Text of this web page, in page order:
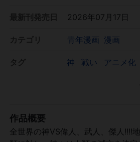
2026年07月17日
青年漫画 漫画
神 戦い アニメ化
作品概要
全世界の神VS偉人、武人、傑人!!!!